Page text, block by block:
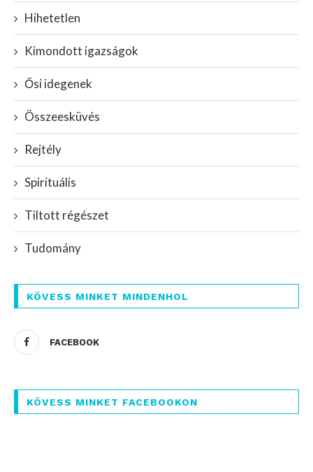
Hihetetlen
Kimondott igazságok
Ősi idegenek
Összeesküvés
Rejtély
Spirituális
Tiltott régészet
Tudomány
KÖVESS MINKET MINDENHOL
FACEBOOK
KÖVESS MINKET FACEBOOKON